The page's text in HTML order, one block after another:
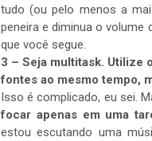
tudo (ou pelo menos a
peneira e diminua o
que você segue.
3 – Seja multitask. Utilize
fontes ao mesmo tempo,
Isso é complicado, eu sei.
focar apenas em uma
estou escutando uma